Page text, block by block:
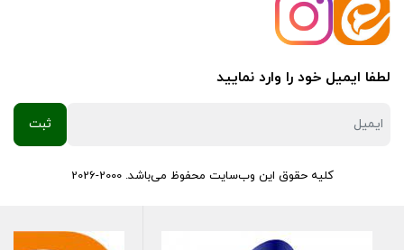
لطفا ایمیل خود را وارد نمایید
کلیه حقوق این وب‌سایت محفوظ می‌باشد. 2000-2026